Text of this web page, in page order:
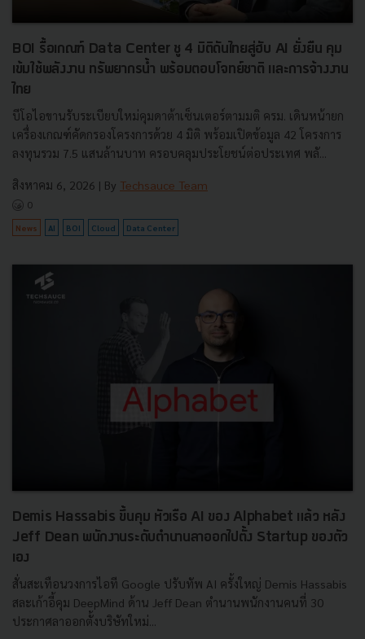
BOI รื้อเกณฑ์ Data Center ชู 4 มิติดันไทยสู่ฮับ AI ยั่งยืน คุม
เข้มใช้พลังงาน ทรัพยากรน้ำ พร้อมตอบโจทย์ชาติ และการจ้างงาน
ไทย
บีโอไอขานรับระเบียบใหม่คุมดาต้าเซ็นเตอร์ตามมติ ครม. เดินหน้ายก
เครื่องเกณฑ์คัดกรองโครงการด้วย 4 มิติ พร้อมเปิดข้อมูล 42 โครงการ
ลงทุนรวม 7.5 แสนล้านบาท ครอบคลุมประโยชน์ต่อประเทศ พลั...
สิงหาคม 6, 2026 | By Techsauce Team
0
News AI BOI Cloud Data Center
Demis Hassabis ขึ้นคุม หัวเรือ AI ของ Alphabet แล้ว หลัง
Jeff Dean พนักงานระดับตำนานลาออกไปตั้ง Startup ของตัว
เอง
สั่นสะเทือนวงการไอที Google ปรับทัพ AI ครั้งใหญ่ Demis Hassabis
สละเก้าอี้คุม DeepMind ด้าน Jeff Dean ตำนานพนักงานคนที่ 30
ประกาศลาออกตั้งบริษัทใหม่...